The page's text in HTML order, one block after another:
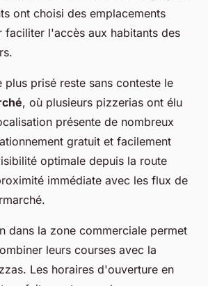
ont choisi des emplacements
faciliter l'accès aux habitants des
plus prisé reste sans conteste le
, où plusieurs pizzerias ont élu
présente de nombreux
gratuit et facilement
optimale depuis la route
immédiate avec les flux de
dans la zone commerciale permet
leurs courses avec la
Les horaires d'ouverture en